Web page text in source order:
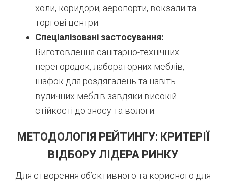
холи, коридори, аеропорти, вокзали та
торгові центри.
Спеціалізовані застосування:
Виготовлення санітарно-технічних
перегородок, лабораторних меблів,
шафок для роздягалень та навіть
вуличних меблів завдяки високій
стійкості до зносу та вологи.
МЕТОДОЛОГІЯ РЕЙТИНГУ: КРИТЕРІЇ
ВІДБОРУ ЛІДЕРА РИНКУ
Для створення об’єктивного та корисного для